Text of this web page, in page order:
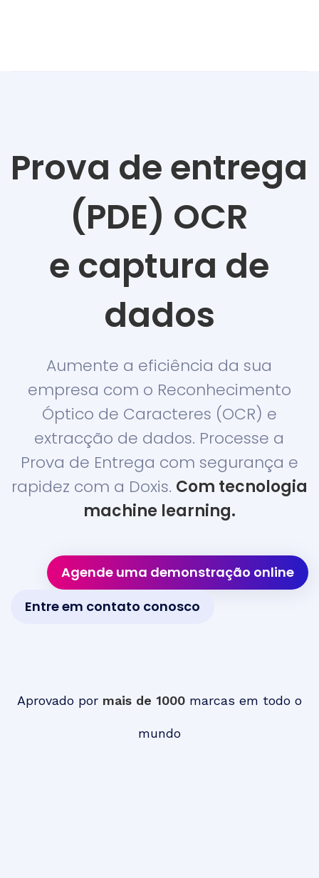
Prova de entrega
(PDE) OCR
e captura de
dados
Aumente a eficiência da sua
empresa com o Reconhecimento
Óptico de Caracteres (OCR) e
extracção de dados. Processe a
Prova de Entrega com segurança e
rapidez com a Doxis. Com tecnologia
machine learning.
Agende uma demonstração online
Entre em contato conosco
Aprovado por mais de 1000 marcas em todo o
mundo